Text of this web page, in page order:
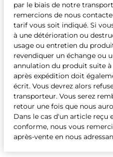
par le biais de notre
remercions de nous
tarif vous soit indiqué. Si
à une détérioration ou
usage ou entretien du
revendiquer un échange ou
annulation du produit suite
après expédition doit
écrit. Vous devrez alors
transporteur. Vous serez
retour une fois que nous
Dans le cas d'un article reçu
conforme, nous vous
après-vente en nous